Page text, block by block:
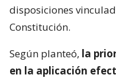
disposiciones
Constitución.
Según planteó, la
en la aplicación